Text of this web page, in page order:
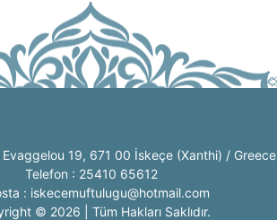
19, 671 00 İskeçe (Xanthi) / Greece
Telefon : 25410 65612
: iskecemuftulugu@hotmail.com
© 2026 | Tüm Hakları Saklıdır.